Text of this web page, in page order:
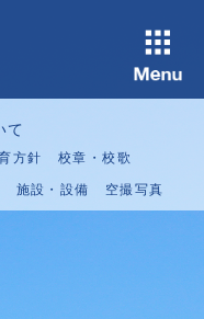
て
方針 校章・校歌
施設・設備 空撮写真